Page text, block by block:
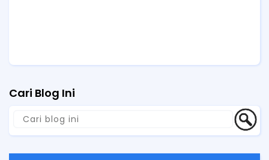
Cari Blog Ini